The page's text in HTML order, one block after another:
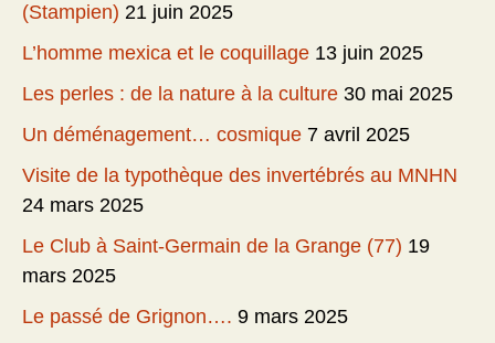
(Stampien) 21 juin 2025
L’homme mexica et le coquillage 13 juin 2025
Les perles : de la nature à la culture 30 mai 2025
Un déménagement… cosmique 7 avril 2025
Visite de la typothèque des invertébrés au MNHN
24 mars 2025
Le Club à Saint-Germain de la Grange (77) 19
mars 2025
Le passé de Grignon…. 9 mars 2025